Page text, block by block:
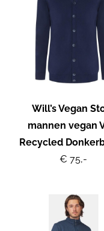
Will’s Vegan
mannen vegan
Recycled
€ 75,-